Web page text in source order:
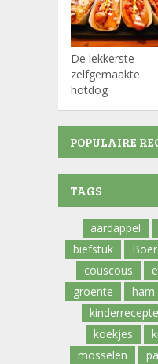
De lekkerste
zelfgemaakte
hotdog
POPULAIRE
TAGS
aardappel
biefstuk
couscous
groente
ham
koekjes
mosselen